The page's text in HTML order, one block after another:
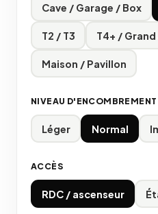
Cave / Garage / Box
T2 / T3 T4+ /
Maison / Pavillon
NIVEAU D'ENCOMBREMENT
Léger Normal
ACCÈS
RDC / ascenseur